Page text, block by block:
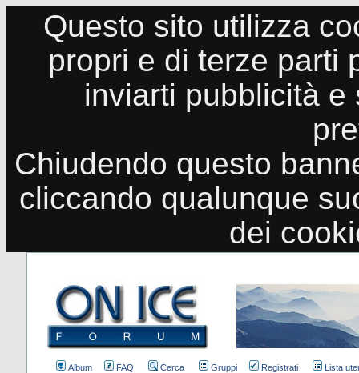
Questo sito utilizza
propri e di terze parti
inviarti pubblicità
Chiudendo questo
cliccando qualunque
dei
Album FAQ Cerca Gruppi Registrati Lista